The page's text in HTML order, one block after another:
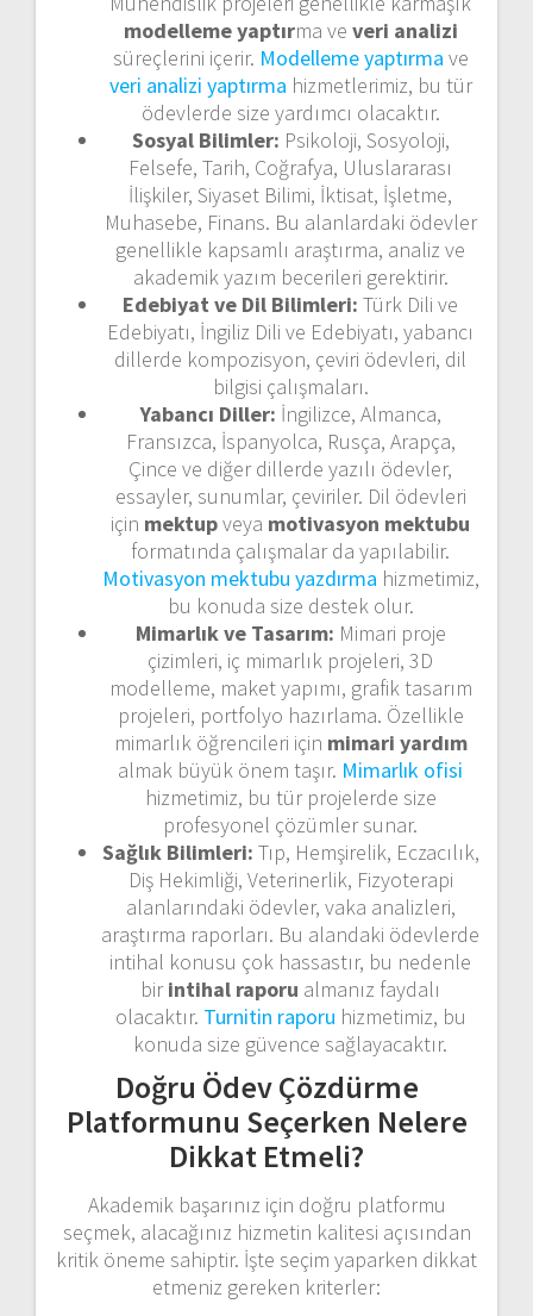
modelleme yaptırma ve veri analizi
süreçlerini içerir. Modelleme yaptırma ve
veri analizi yaptırma hizmetlerimiz, bu tür
ödevlerde size yardımcı olacaktır.
Sosyal Bilimler: Psikoloji, Sosyoloji,
Felsefe, Tarih, Coğrafya, Uluslararası
İlişkiler, Siyaset Bilimi, İktisat, İşletme,
Muhasebe, Finans. Bu alanlardaki ödevler
genellikle kapsamlı araştırma, analiz ve
akademik yazım becerileri gerektirir.
Edebiyat ve Dil Bilimleri: Türk Dili ve
Edebiyatı, İngiliz Dili ve Edebiyatı, yabancı
dillerde kompozisyon, çeviri ödevleri, dil
bilgisi çalışmaları.
Yabancı Diller: İngilizce, Almanca,
Fransızca, İspanyolca, Rusça, Arapça,
Çince ve diğer dillerde yazılı ödevler,
essayler, sunumlar, çeviriler. Dil ödevleri
için mektupveya motivasyon mektubu
formatında çalışmalar da yapılabilir.
Motivasyon mektubu yazdırma hizmetimiz,
bu konuda size destek olur.
Mimarlık ve Tasarım: Mimari proje
çizimleri, iç mimarlık projeleri, 3D
modelleme, maket yapımı, grafik tasarım
projeleri, portfolyo hazırlama. Özellikle
mimarlık öğrencileri için mimari yardım
almak büyük önem taşır. Mimarlık ofisi
hizmetimiz, bu tür projelerde size
profesyonel çözümler sunar.
Sağlık Bilimleri: Tıp, Hemşirelik, Eczacılık,
Diş Hekimliği, Veterinerlik, Fizyoterapi
alanlarındaki ödevler, vaka analizleri,
araştırma raporları. Bu alandaki ödevlerde
intihal konusu çok hassastır, bu nedenle
birintihal raporu almanız faydalı
olacaktır. Turnitin raporu hizmetimiz, bu
konuda size güvence sağlayacaktır.
Doğru Ödev Çözdürme
Platformunu Seçerken Nelere
Dikkat Etmeli?
Akademik başarınız için doğru platformu
seçmek, alacağınız hizmetin kalitesi açısından
kritik öneme sahiptir. İşte seçim yaparken dikkat
etmeniz gereken kriterler: